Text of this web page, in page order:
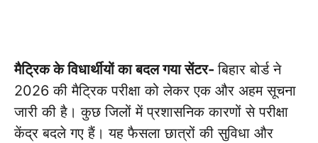
मैट्रिक के विधार्थीयों का बदल गया सेंटर-बिहार बोर्ड ने
2026 की मैट्रिक परीक्षा को लेकर एक और अहम सूचना
जारी की है। कुछ जिलों में प्रशासनिक कारणों से परीक्षा
केंद्र बदले गए हैं। यह फैसला छात्रों की सुविधा और